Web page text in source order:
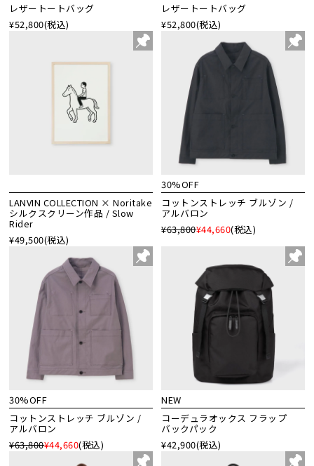
レザートートバッグ
¥52,800(税込)
レザートートバッグ
¥52,800(税込)
LANVIN COLLECTION × Noritake
シルクスクリーン作品 / Slow
Rider
¥49,500(税込)
30%OFF
コットンストレッチ ブルゾン /
アルバロン
¥63,800¥44,660(税込)
30%OFF
コットンストレッチ ブルゾン /
アルバロン
¥63,800¥44,660(税込)
NEW
コーデュラオックス フラップ
バックパック
¥42,900(税込)